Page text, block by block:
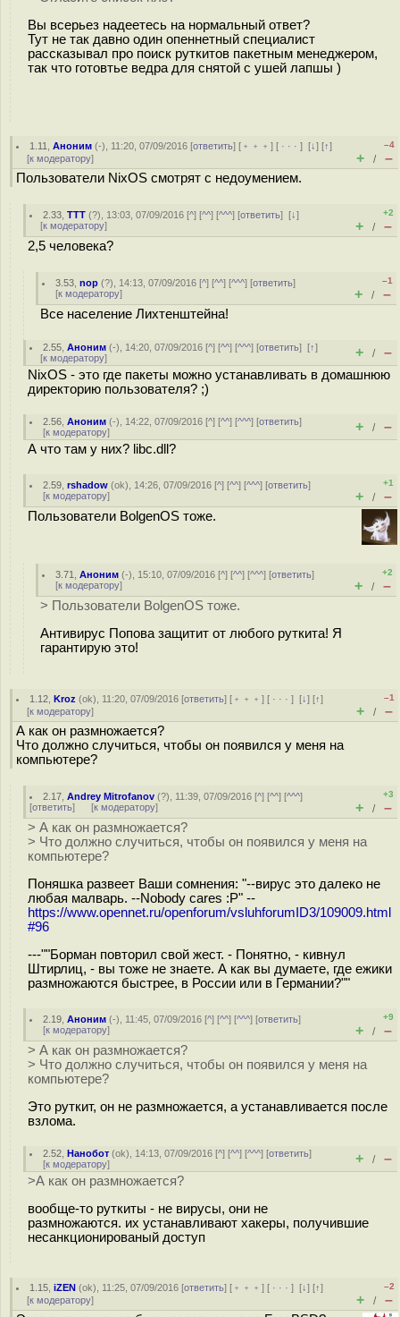
Вы всерьез надеетесь на нормальный ответ?
Тут не так давно один опеннетный специалист
рассказывал про поиск руткитов пакетным менеджером,
так что готовтье ведра для снятой с ушей лапшы )
1.11 ,Аноним (-), 11:20, 07/09/2016 [ответить] [ ﹢﹢﹢] [ · · ·][↓] [↑]
[к модератору]
–4
+ / –
Пользователи NixOS смотрят с недоумением.
2.33 ,ТТТ (?), 13:03, 07/09/2016 [^] [^^] [^^^] [ответить][↓]
[к модератору]
+2
+ / –
2,5 человека?
3.53 ,nop (?), 14:13, 07/09/2016 [^] [^^] [^^^] [ответить]
[к модератору]
–1
+ / –
Все население Лихтенштейна!
2.55 ,Аноним (-), 14:20, 07/09/2016 [^] [^^] [^^^] [ответить][↑]
[к модератору] + / –
NixOS - это где пакеты можно устанавливать в домашнюю
директорию пользователя? ;)
2.56 ,Аноним (-), 14:22, 07/09/2016 [^] [^^] [^^^] [ответить]
[к модератору] + / –
А что там у них? libc.dll?
2.59 ,rshadow (ok), 14:26, 07/09/2016 [^] [^^] [^^^] [ответить]
[к модератору]
+1
+ / –
Пользователи BolgenOS тоже.
3.71 ,Аноним (-), 15:10, 07/09/2016 [^] [^^] [^^^] [ответить]
[к модератору]
+2
+ / –
> Пользователи BolgenOS тоже.
Антивирус Попова защитит от любого руткита! Я
гарантирую это!
1.12 ,Kroz (ok), 11:20, 07/09/2016 [ответить] [ ﹢﹢﹢] [ · · ·][↓] [↑]
[к модератору]
–1
+ / –
А как он размножается?
Что должно случиться, чтобы он появился у меня на
компьютере?
2.17 ,Andrey Mitrofanov (?), 11:39, 07/09/2016 [^] [^^] [^^^]
[ответить] [к модератору]
+3
+ / –
> А как он размножается?
> Что должно случиться, чтобы он появился у меня на
компьютере?
Поняшка развеет Ваши сомнения: "--вирус это далеко не
любая малварь. --Nobody cares :P" --
https://www.opennet.ru/openforum/vsluhforumID3/109009.html
#96
---""Борман повторил свой жест. - Понятно, - кивнул
Штирлиц, - вы тоже не знаете. А как вы думаете, где ежики
размножаются быстрее, в России или в Германии?""
2.19 ,Аноним (-), 11:45, 07/09/2016 [^] [^^] [^^^] [ответить]
[к модератору]
+9
+ / –
> А как он размножается?
> Что должно случиться, чтобы он появился у меня на
компьютере?
Это руткит, он не размножается, а устанавливается после
взлома.
2.52 ,Нанобот (ok), 14:13, 07/09/2016 [^] [^^] [^^^] [ответить]
[к модератору] + / –
>А как он размножается?
вообще-то руткиты - не вирусы, они не
размножаются. их устанавливают хакеры, получившие
несанкционированый доступ
1.15 ,iZEN (ok), 11:25, 07/09/2016 [ответить] [ ﹢﹢﹢] [ · · ·][↓] [↑]
[к модератору]
–2
+ / –